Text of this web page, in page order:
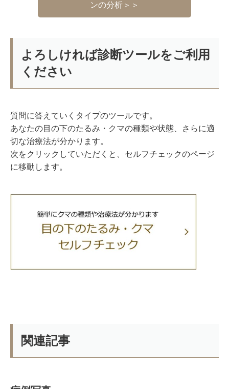
ンの分析＞＞
よろしければ診断ツールをご利用
ください
質問に答えていくタイプのツールです。
あなたの目の下のたるみ・クマの種類や状態、さらに適
切な治療法が分かります。
次をクリックしていただくと、セルフチェックのページ
に移動します。
関連記事